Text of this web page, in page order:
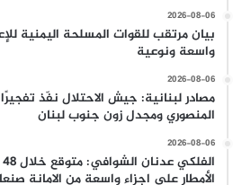
2026-08-06
بيان مرتقب للقوات المسلحة اليمنية
واسعة ونوعية
2026-08-06
مصادر لبنانية: جيش الاحتلال نفّذ
المنصوري ومجدل زون جنوب لبنان
2026-08-06